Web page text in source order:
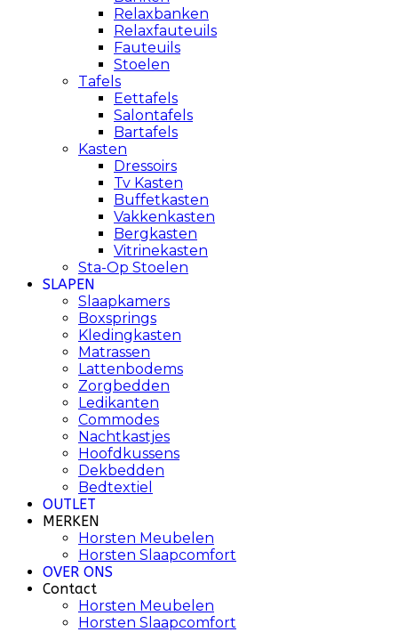
Relaxbanken
Relaxfauteuils
Fauteuils
Stoelen
Tafels
Eettafels
Salontafels
Bartafels
Kasten
Dressoirs
Tv Kasten
Buffetkasten
Vakkenkasten
Bergkasten
Vitrinekasten
Sta-Op Stoelen
SLAPEN
Slaapkamers
Boxsprings
Kledingkasten
Matrassen
Lattenbodems
Zorgbedden
Ledikanten
Commodes
Nachtkastjes
Hoofdkussens
Dekbedden
Bedtextiel
OUTLET
MERKEN
Horsten Meubelen
Horsten Slaapcomfort
OVER ONS
Contact
Horsten Meubelen
Horsten Slaapcomfort